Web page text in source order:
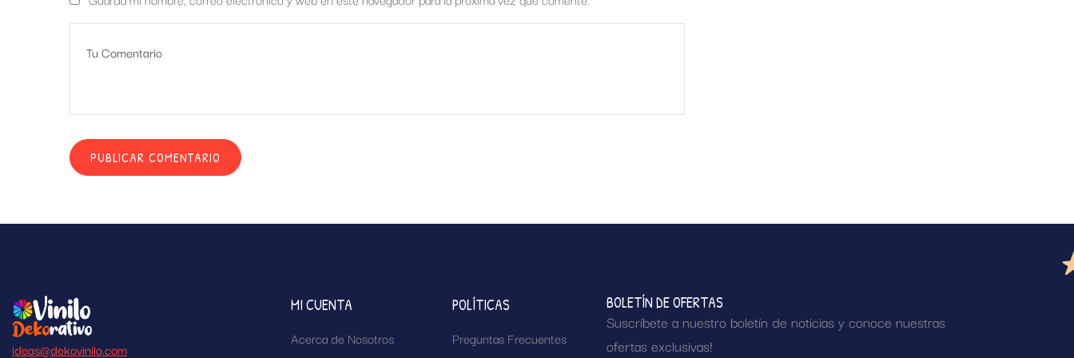
ideas@dekovinilo.com
MI CUENTA
Acerca de Nosotros
POLÍTICAS
Preguntas Frecuentes
BOLETÍN DE OFERTAS
Suscríbete a nuestro boletín de noticias y conoce nuestras
ofertas exclusivas!